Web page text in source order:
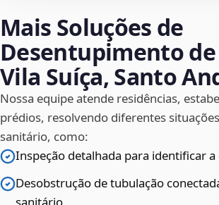
Mais Soluções de
Desentupimento de
Vila Suíça, Santo
Nossa equipe atende residências,
prédios, resolvendo diferentes
sanitário, como:
Inspeção detalhada para identificar
Desobstrução de tubulação